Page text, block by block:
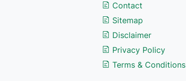
Contact
Sitemap
Disclaimer
Privacy Policy
Terms & Conditions